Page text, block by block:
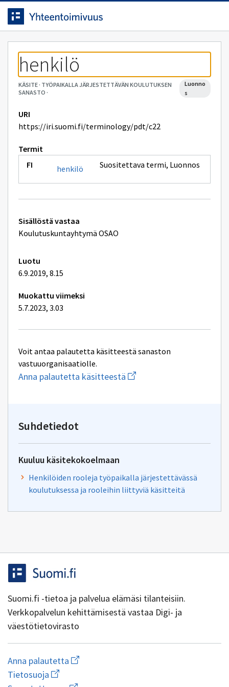
Siirrytty
sivulle
Siirry suoraan sisältöön.
henkilö
KÄSITE· TYÖPAIKALLA JÄRJESTETTÄVÄN KOULUTUKSEN
SANASTO ·
luonno
s
URI
https://iri.suomi.fi/terminology/pdt/c22
Termit
henkilö
Suositettava termi, Luonnos
Tekniset
lisätiedot
Sisällöstä vastaa
Koulutuskuntayhtymä OSAO
Luotu
6.9.2019, 8.15
Muokattu viimeksi
5.7.2023, 3.03
Voit antaa palautetta käsitteestä sanaston
vastuuorganisaatiolle.
Anna palautetta käsitteestä Aloita
uuden
Suhdetiedot
Kuuluu käsitekokoelmaan
Henkilöiden rooleja työpaikalla järjestettävässä
koulutuksessa ja rooleihin liittyviä käsitteitä
Suomi.fi -tietoa ja palvelua elämäsi tilanteisiin.
Verkkopalvelun kehittämisestä vastaa Digi- ja
väestötietovirasto
Anna palautetta Aloita
uuden
Tietosuoja Avaa
linkki